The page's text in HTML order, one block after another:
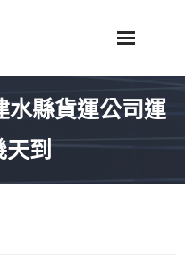
水縣貨運公司運
到